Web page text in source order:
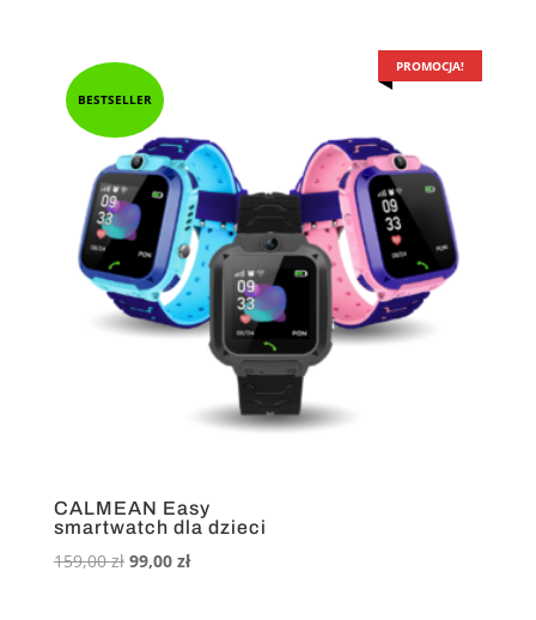
259,00 zł.
BESTSELLER
PROMOCJA!
CALMEAN Easy
smartwatch dla dzieci
159,00zł Pierwotna
99,00 złAktualna